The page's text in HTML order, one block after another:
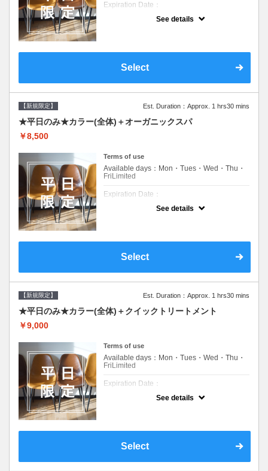
Expiration Date：
新規限定の平日のみのクーポンです★
平日クーポン●シャンプーブロー込●ロング料
提案させて頂きます●選べるシャンプー付き●
See details
Select
【新規限定】 Est. Duration：Approx. 1 hrs30 mins
★平日のみ★カラー(全体)＋オーガニックスパ
￥8,500
Terms of use
Available days：Mon・Tues・Wed・Thu・
FriLimited
Expiration Date：
新規限定の平日のみのクーポンです★
平日クーポン●シャンプーブロー込●ロング料
提案させて頂きます●選べるシャンプー付き●
See details
Select
【新規限定】 Est. Duration：Approx. 1 hrs30 mins
★平日のみ★カラー(全体)＋クイックトリートメント
￥9,000
Terms of use
Available days：Mon・Tues・Wed・Thu・
FriLimited
Expiration Date：
新規限定の平日のみのクーポンです★
平日クーポン●シャンプーブロー込●ロング料
提案させて頂きます●選べるシャンプー付き●
See details
Select